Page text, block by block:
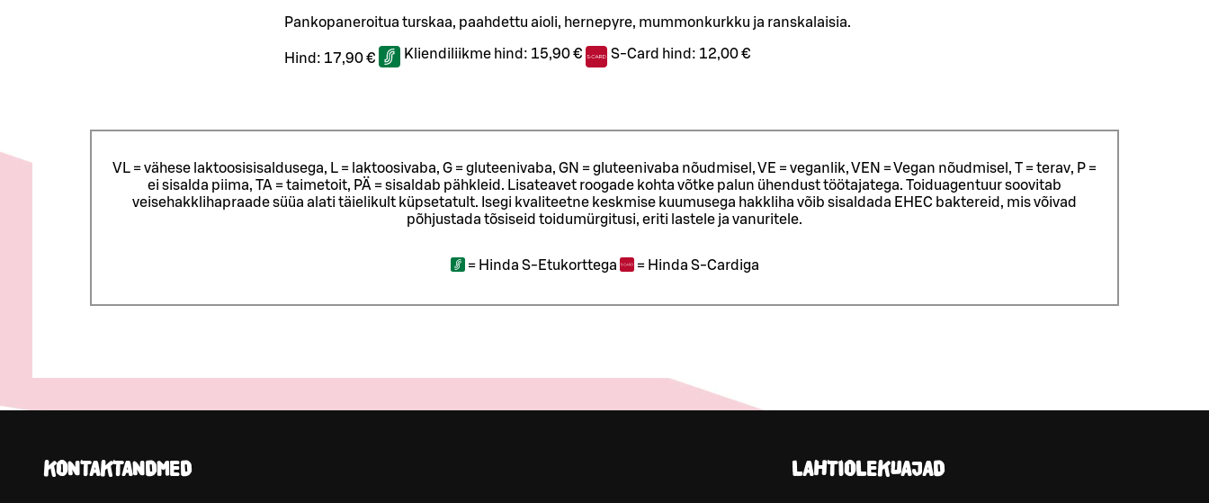
Pankopaneroitua turskaa, paahdettu aioli, hernepyre, mummonkurkku ja ranskalaisia.
Hind: 17,90 € Kliendiliikme hind: 15,90 € S-Card hind: 12,00 €
VL = vähese laktoosisisaldusega, L = laktoosivaba, G = gluteenivaba, GN = gluteenivaba nõudmisel, VE = veganlik, VEN = Vegan nõudmisel, T = terav, P =
ei sisalda piima, TA = taimetoit, PÄ = sisaldab pähkleid. Lisateavet roogade kohta võtke palun ühendust töötajatega. Toiduagentuur soovitab
veisehakklihapraade süüa alati täielikult küpsetatult. Isegi kvaliteetne keskmise kuumusega hakkliha võib sisaldada EHEC baktereid, mis võivad
põhjustada tõsiseid toidumürgitusi, eriti lastele ja vanuritele.
= Hinda S-Etukorttega = Hinda S-Cardiga
KONTAKTANDMED LAHTIOLEKUAJAD